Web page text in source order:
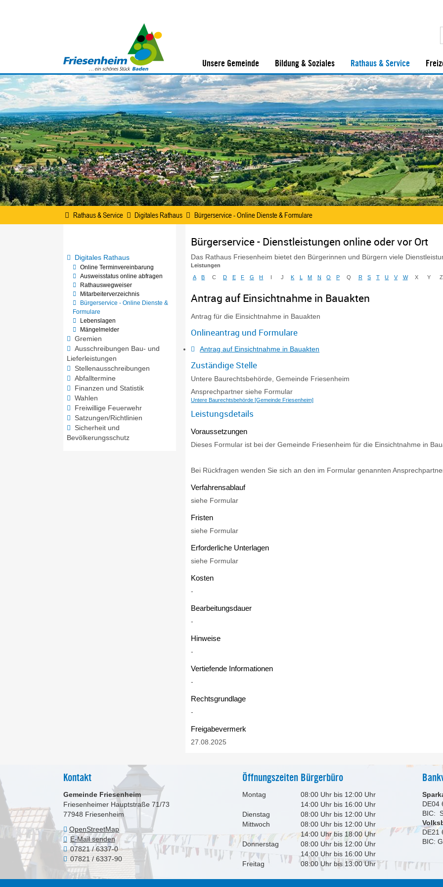
Unsere Gemeinde Bildung & Soziales Rathaus & Service
Rathaus & Service Digitales Rathaus Bürgerservice - Online Dienste & Formulare
Digitales Rathaus
Online Terminvereinbarung
Ausweisstatus online abfragen
Rathauswegweiser
Mitarbeiterverzeichnis
Bürgerservice - Online Dienste &
Formulare
Lebenslagen
Mängelmelder
Gremien
Ausschreibungen Bau- und
Lieferleistungen
Stellenausschreibungen
Abfalltermine
Finanzen und Statistik
Wahlen
Freiwillige Feuerwehr
Satzungen/Richtlinien
Sicherheit und
Bevölkerungsschutz
Bürgerservice - Dienstleistungen online oder vor Ort
Das Rathaus Friesenheim bietet den Bürgerinnen und Bürgern viele
Leistungen
A
B C D E F G H I J K L M N O P Q R S T U V W X Y Z
Antrag auf Einsichtnahme in Bauakten
Antrag für die Einsichtnahme in Bauakten
Onlineantrag und Formulare
Antrag auf Einsichtnahme in Bauakten
Zuständige Stelle
Untere Baurechtsbehörde, Gemeinde Friesenheim
Ansprechpartner siehe Formular
Untere Baurechtsbehörde [Gemeinde Friesenheim]
Leistungsdetails
Voraussetzungen
Dieses Formular ist bei der Gemeinde Friesenheim für die Einsichtnahme in
Bei Rückfragen wenden Sie sich an den im Formular genannten
Verfahrensablauf
siehe Formular
Fristen
siehe Formular
Erforderliche Unterlagen
siehe Formular
Kosten
-
Bearbeitungsdauer
-
Hinweise
-
Vertiefende Informationen
-
Rechtsgrundlage
-
Freigabevermerk
27.08.2025
Kontakt
Gemeinde Friesenheim
Friesenheimer Hauptstraße 71/73
77948 Friesenheim
OpenStreetMap
E-Mail senden
07821 / 6337-0
07821 / 6337-90
Öffnungszeiten Bürgerbüro
Montag
08:00 Uhr bis 12:00 Uhr
14:00 Uhr bis 16:00 Uhr
Dienstag
08:00 Uhr bis 12:00 Uhr
Mittwoch
08:00 Uhr bis 12:00 Uhr
14:00 Uhr bis 18:00 Uhr
Donnerstag
08:00 Uhr bis 12:00 Uhr
14:00 Uhr bis 16:00 Uhr
Freitag
08:00 Uhr bis 13:00 Uhr
DE04
BIC:
DE21
BIC: